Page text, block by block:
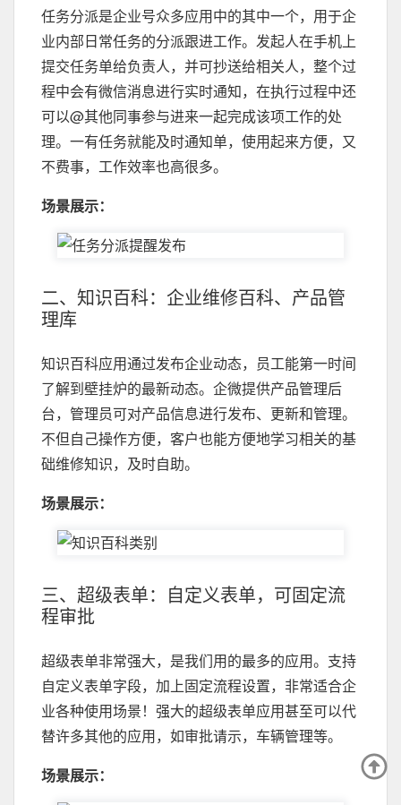
任务分派是企业号众多应用中的其中一个，用于企
业内部日常任务的分派跟进工作。发起人在手机上
提交任务单给负责人，并可抄送给相关人，整个过
程中会有微信消息进行实时通知，在执行过程中还
可以@其他同事参与进来一起完成该项工作的处
理。一有任务就能及时通知单，使用起来方便，又
不费事，工作效率也高很多。
场景展示：
二、知识百科：企业维修百科、产品管
理库
知识百科应用通过发布企业动态，员工能第一时间
了解到壁挂炉的最新动态。企微提供产品管理后
台，管理员可对产品信息进行发布、更新和管理。
不但自己操作方便，客户也能方便地学习相关的基
础维修知识，及时自助。
场景展示：
三、超级表单：自定义表单，可固定流
程审批
超级表单非常强大，是我们用的最多的应用。支持
自定义表单字段，加上固定流程设置，非常适合企
业各种使用场景！强大的超级表单应用甚至可以代
替许多其他的应用，如审批请示，车辆管理等。
场景展示：